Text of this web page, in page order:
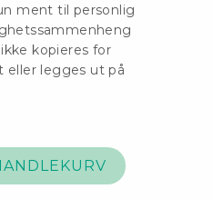
ment til personlig
kopieres for
eller legges ut på